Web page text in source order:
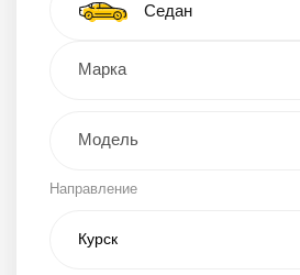
Тип автомобиля
Седан
Кроссовер
Направление